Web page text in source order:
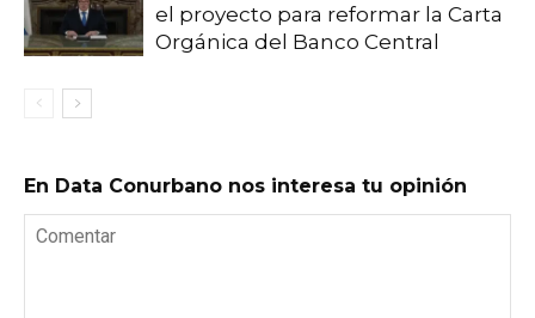
el proyecto para reformar la Carta
Orgánica del Banco Central
En Data Conurbano nos interesa tu opinión